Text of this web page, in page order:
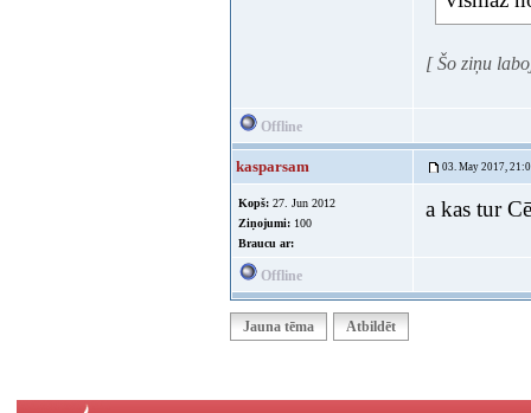
[ Šo ziņu
Offline
kasparsam 03. May 2017,
Kopš: 27. Jun 2012
Ziņojumi: 100
Braucu ar:
a kas tur
Offline
Jauna tēma Atbildēt